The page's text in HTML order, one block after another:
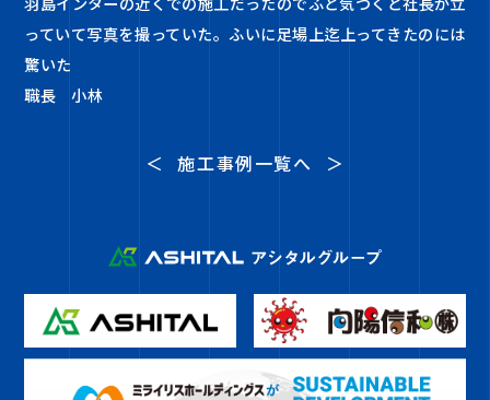
っていて写真を撮っていた。ふいに足場上迄上ってきたのには
驚いた
職長 小林
＜ 施工事例一覧へ ＞